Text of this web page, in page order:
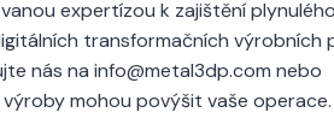
expertízou k zajištění plynulého
transformačních výrobních
nás na info@metal3dp.com nebo
mohou povýšit vaše operace.